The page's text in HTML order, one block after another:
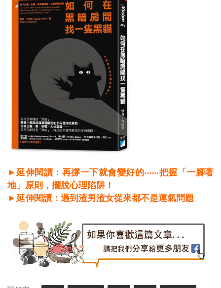
►延伸閱讀：再撐一下就會變好的‧‧‧‧‧‧把握「一腳著
地」原則，擺脫心理陷阱！
►延伸閱讀：遇到渣男渣女從來都不是運氣問題